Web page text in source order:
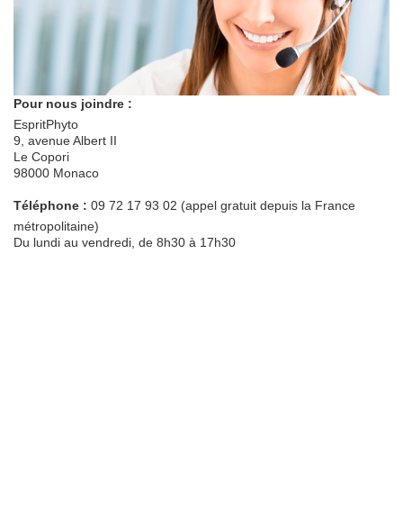
Pour nous joindre :
EspritPhyto
9, avenue Albert II
Le Copori
98000 Monaco
Téléphone : 09 72 17 93 02 (appel gratuit depuis la France
métropolitaine)
Du lundi au vendredi, de 8h30 à 17h30